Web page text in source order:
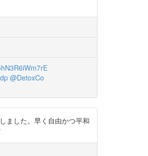
@DetoxCo
ました。早く自由かつ平和